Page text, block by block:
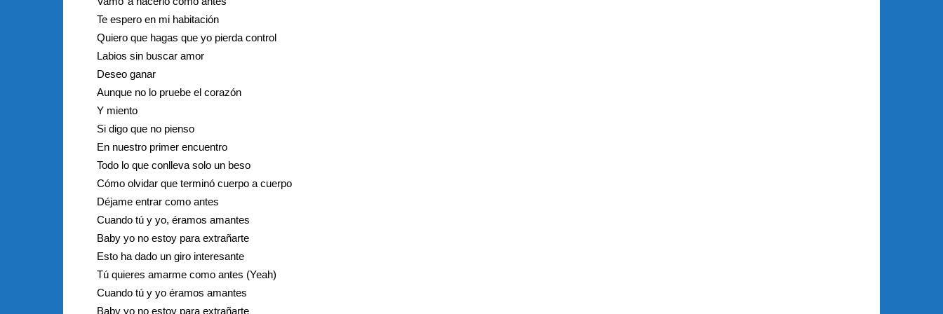
Te espero en mi habitación
Quiero que hagas que yo pierda control
Labios sin buscar amor
Deseo ganar
Aunque no lo pruebe el corazón
Y miento
Si digo que no pienso
En nuestro primer encuentro
Todo lo que conlleva solo un beso
Cómo olvidar que terminó cuerpo a cuerpo
Déjame entrar como antes
Cuando tú y yo, éramos amantes
Baby yo no estoy para extrañarte
Esto ha dado un giro interesante
Tú quieres amarme como antes (Yeah)
Cuando tú y yo éramos amantes
Baby yo no estoy para extrañarte